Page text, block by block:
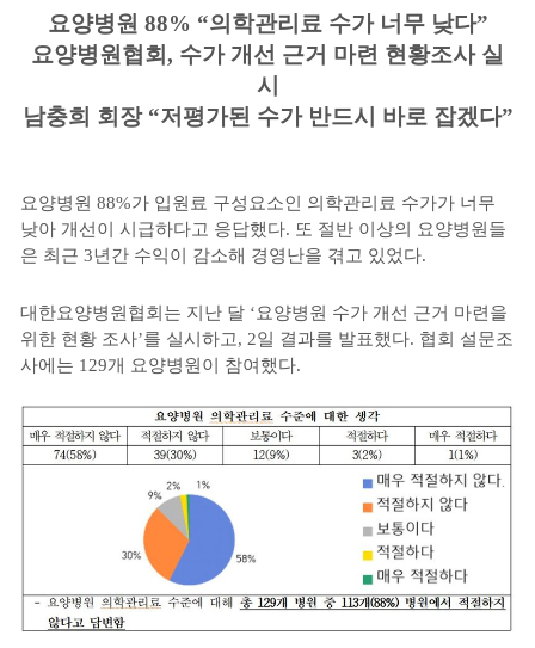
요양병원 88% “의학관리료 수가 너무 낮다”
요양병원협회, 수가 개선 근거 마련 현황조사 실
시
남충희 회장 “저평가된 수가 반드시 바로 잡겠다”
요양병원 88%가 입원료 구성요소인 의학관리료 수가가 너무
낮아 개선이 시급하다고 응답했다. 또 절반 이상의 요양병원들
은 최근 3년간 수익이 감소해 경영난을 겪고 있었다.
대한요양병원협회는 지난 달 ‘요양병원 수가 개선 근거 마련을
위한 현황 조사’를 실시하고, 2일 결과를 발표했다. 협회 설문조
사에는 129개 요양병원이 참여했다.